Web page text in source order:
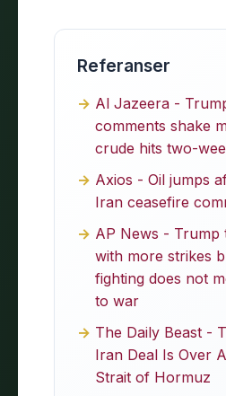
Referanser
Al Jazeera -
comments shake
crude hits two-
Axios - Oil jumps
Iran ceasefire
AP News - Trump
with more strikes
fighting does not
to war
The Daily Beast -
Iran Deal Is Over
Strait of Hormuz